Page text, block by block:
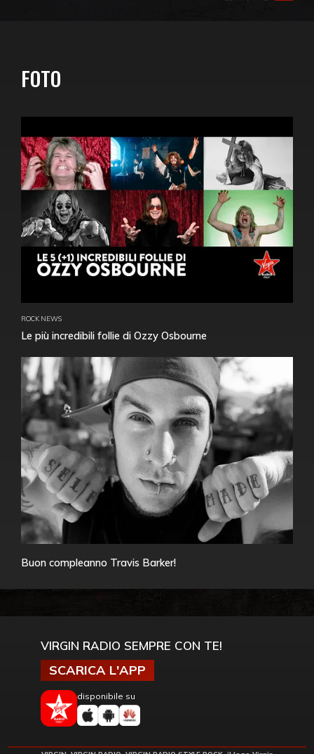
FOTO
ROCK NEWS
Le più incredibili follie di Ozzy Osbourne
Buon compleanno Travis Barker!
VIRGIN RADIO SEMPRE CON TE!
SCARICA L'APP
disponibile su